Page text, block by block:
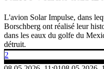
L'avion Solar Impulse, dans
Borschberg ont réalisé leur
dans les eaux du golfe du
détruit.
2